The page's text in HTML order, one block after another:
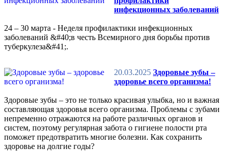
инфекционных заболеваний
24 – 30 марта - Неделя профилактики инфекционных
заболеваний &#40;в честь Всемирного дня борьбы против
туберкулеза&#41;.
20.03.2025 Здоровые зубы –
здоровье всего организма!
Здоровые зубы – это не только красивая улыбка, но и важная
составляющая здоровья всего организма. Проблемы с зубами
непременно отражаются на работе различных органов и
систем, поэтому регулярная забота о гигиене полости рта
поможет предотвратить многие болезни. Как сохранить
здоровье на долгие годы?